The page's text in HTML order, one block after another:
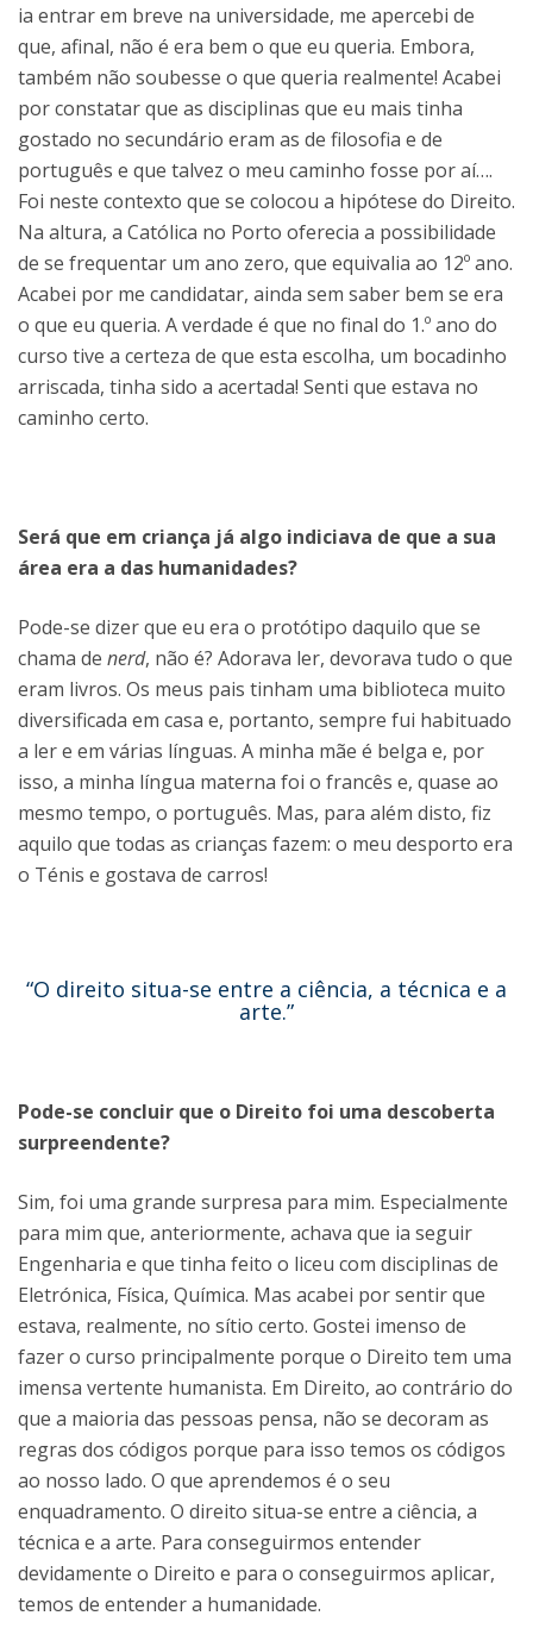
ia entrar em breve na universidade, me apercebi de
que, afinal, não é era bem o que eu queria. Embora,
também não soubesse o que queria realmente! Acabei
por constatar que as disciplinas que eu mais tinha
gostado no secundário eram as de filosofia e de
português e que talvez o meu caminho fosse por aí….
Foi neste contexto que se colocou a hipótese do Direito.
Na altura, a Católica no Porto oferecia a possibilidade
de se frequentar um ano zero, que equivalia ao 12º ano.
Acabei por me candidatar, ainda sem saber bem se era
o que eu queria. A verdade é que no final do 1.º ano do
curso tive a certeza de que esta escolha, um bocadinho
arriscada, tinha sido a acertada! Senti que estava no
caminho certo.
Será que em criança já algo indiciava de que a sua
área era a das humanidades?
Pode-se dizer que eu era o protótipo daquilo que se
chama de nerd, não é? Adorava ler, devorava tudo o que
eram livros. Os meus pais tinham uma biblioteca muito
diversificada em casa e, portanto, sempre fui habituado
a ler e em várias línguas. A minha mãe é belga e, por
isso, a minha língua materna foi o francês e, quase ao
mesmo tempo, o português. Mas, para além disto, fiz
aquilo que todas as crianças fazem: o meu desporto era
o Ténis e gostava de carros!
“O direito situa-se entre a ciência, a técnica e a
arte.”
Pode-se concluir que o Direito foi uma descoberta
surpreendente?
Sim, foi uma grande surpresa para mim. Especialmente
para mim que, anteriormente, achava que ia seguir
Engenharia e que tinha feito o liceu com disciplinas de
Eletrónica, Física, Química. Mas acabei por sentir que
estava, realmente, no sítio certo. Gostei imenso de
fazer o curso principalmente porque o Direito tem uma
imensa vertente humanista. Em Direito, ao contrário do
que a maioria das pessoas pensa, não se decoram as
regras dos códigos porque para isso temos os códigos
ao nosso lado. O que aprendemos é o seu
enquadramento. O direito situa-se entre a ciência, a
técnica e a arte. Para conseguirmos entender
devidamente o Direito e para o conseguirmos aplicar,
temos de entender a humanidade.